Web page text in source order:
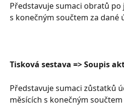
Představuje sumaci obratů
s konečným součtem za dané
Tisková sestava => Soupis
Představuje sumaci zůstatků
měsících s konečným